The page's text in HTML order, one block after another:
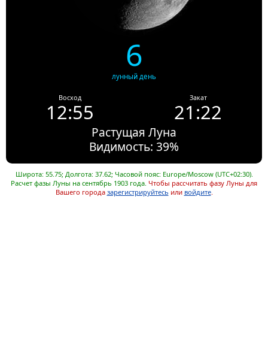
6
лунный день
Восход
12:55
Закат
21:22
Растущая Луна
Видимость: 39%
Широта: 55.75; Долгота: 37.62; Часовой пояс: Europe/Moscow (UTC+02:30).
Расчет фазы Луны на сентябрь 1903 года. Чтобы рассчитать фазу Луны для
Вашего города зарегистрируйтесь или войдите.